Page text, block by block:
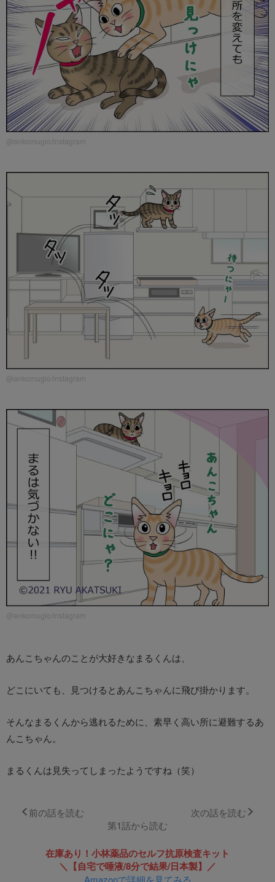
@ankomugio/instagram
@ankomugio/instagram
@ankomugio/instagram
あんこちゃんのことが大好きなまるくんは、
どこにいても、見つけるとあんこちゃんに飛び掛かります。
そんなまるくんから逃れるために、素早く高い所に避難するあ
んこちゃん。
まるくんは見失ってしまったようですね（笑）
前の話を読む
次の話を読む
第1話から読む
在庫あり！小林薬品のセルフ抗原検査キット
＼【自宅で唾液/8分で結果/日本製】／
Amazonで詳細を見てみる